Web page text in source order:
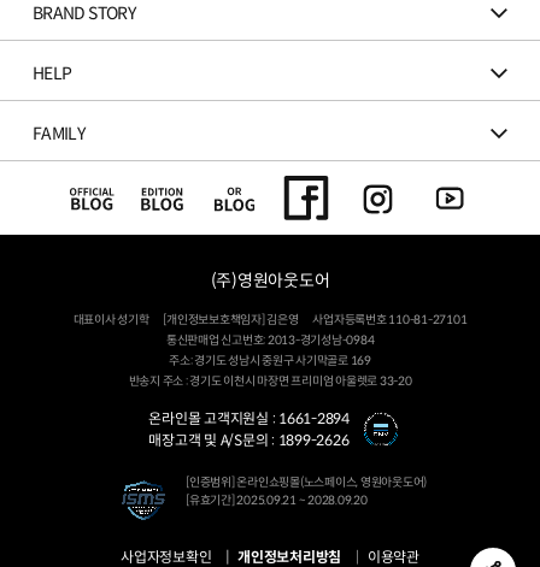
BRAND STORY
HELP
FAMILY
(주)영원아웃도어
대표이사 성기학 [개인정보보호책임자] 김은영
사업자등록번호 110-81-27101
통신판매업 신고번호: 2013-경기성남-0984
주소: 경기도 성남시 중원구 사기막골로 169
반송지 주소 : 경기도 이천시 마장면 프리미엄 아울렛로 33-20
온라인몰 고객지원실 : 1661-2894
매장고객 및 A/S문의 : 1899-2626
[인증범위] 온라인쇼핑몰(노스페이스, 영원아웃도어)
[유효기간] 2025.09.21 ~ 2028.09.20
사업자정보확인 개인정보처리방침 이용약관